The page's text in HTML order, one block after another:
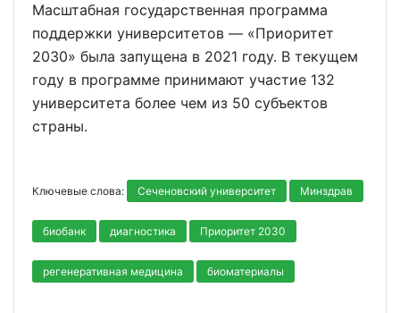
Масштабная государственная программа
поддержки университетов — «Приоритет
2030» была запущена в 2021 году. В текущем
году в программе принимают участие 132
университета более чем из 50 субъектов
страны.
Ключевые слова: Сеченовский университет Минздрав
биобанк диагностика Приоритет 2030
регенеративная медицина биоматериалы